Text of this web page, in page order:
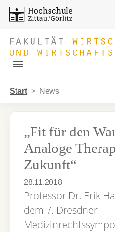
Start News
„Fit für den
Analoge
Zukunft“
28.11.2018
Professor Dr. Erik
dem 7. Dresdner